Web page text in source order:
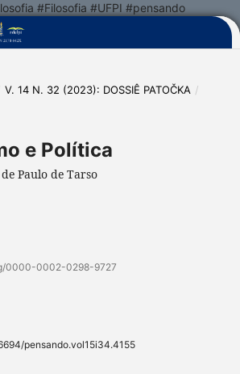
#Filosofia #UFPI #pensando
V. 14 N. 32 (2023): DOSSIÊ PATOČKA /
e Política
Paulo de Tarso
0000-0002-0298-9727
pensando.vol15i34.4155